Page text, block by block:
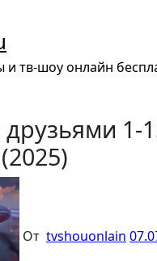
и тв-шоу онлайн
друзьями 1-
От tvshouonlain